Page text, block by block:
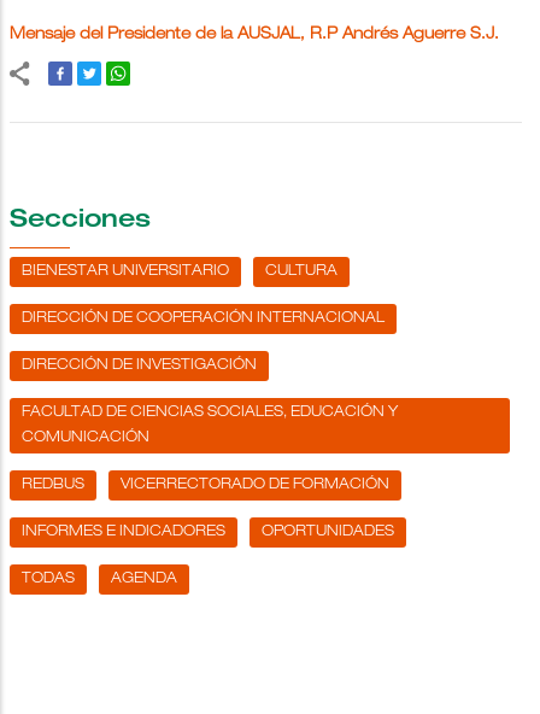
Mensaje del Presidente de la AUSJAL, R.P Andrés Aguerre S.J.
Secciones
BIENESTAR UNIVERSITARIO CULTURA
DIRECCIÓN DE COOPERACIÓN INTERNACIONAL
DIRECCIÓN DE INVESTIGACIÓN
FACULTAD DE CIENCIAS SOCIALES, EDUCACIÓN Y
COMUNICACIÓN
REDBUS VICERRECTORADO DE FORMACIÓN
INFORMES E INDICADORES OPORTUNIDADES
TODAS AGENDA